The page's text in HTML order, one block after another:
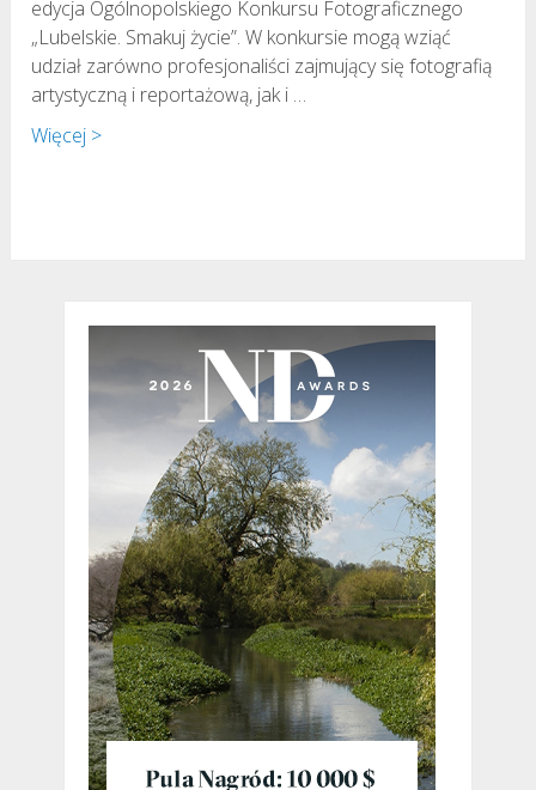
edycja Ogólnopolskiego Konkursu Fotograficznego
„Lubelskie. Smakuj życie”. W konkursie mogą wziąć
udział zarówno profesjonaliści zajmujący się fotografią
artystyczną i reportażową, jak i …
Więcej >